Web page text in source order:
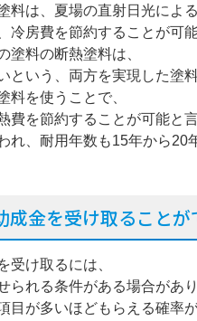
料は、夏場の直射日光によ
冷房費を節約することが可
塗料の断熱塗料は、
という、両方を実現した塗
料を使うことで、
費を節約することが可能と
れ、耐用年数も15年から20
成金を受け取ること
受け取るには、
られる条件がある場合があり
目が多いほどもらえる確率